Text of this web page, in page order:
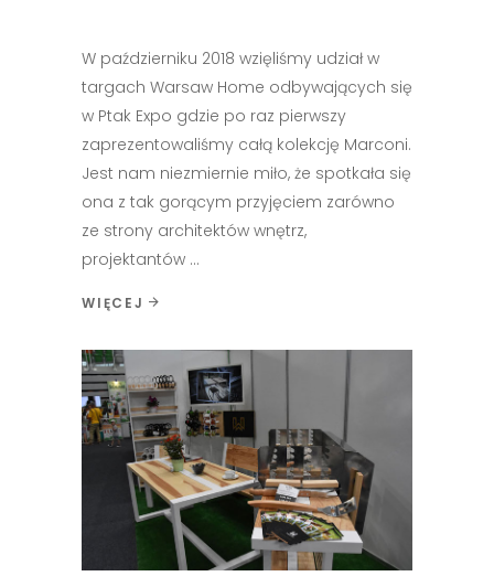
W październiku 2018 wzięliśmy udział w
targach Warsaw Home odbywających się
w Ptak Expo gdzie po raz pierwszy
zaprezentowaliśmy całą kolekcję Marconi.
Jest nam niezmiernie miło, że spotkała się
ona z tak gorącym przyjęciem zarówno
ze strony architektów wnętrz,
projektantów
WIĘCEJ